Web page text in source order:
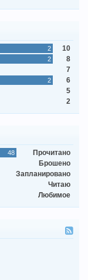
10
2
8
2
7
6
2
5
2
Прочитано
48
Брошено
Запланировано
Читаю
Любимое